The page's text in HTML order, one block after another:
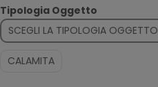
Tipologia Oggetto
SCEGLI LA TIPOLOGIA OGGETTO
CALAMITA